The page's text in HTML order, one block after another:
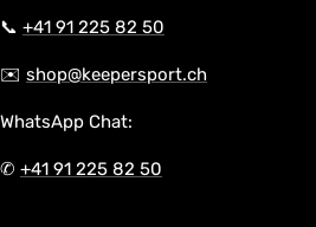
📞 +41 91 225 82 50
✉️ shop@keepersport.ch
WhatsApp Chat:
✆ +41 91 225 82 50